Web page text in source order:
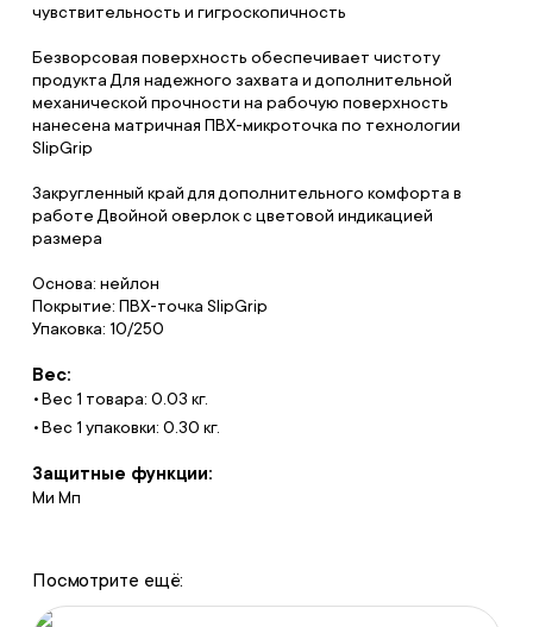
чувствительность и гигроскопичность
Безворсовая поверхность обеспечивает чистоту
продукта Для надежного захвата и дополнительной
механической прочности на рабочую поверхность
нанесена матричная ПВХ-микроточка по технологии
SlipGrip
Закругленный край для дополнительного комфорта в
работе Двойной оверлок с цветовой индикацией
размера
Основа: нейлон
Покрытие: ПВХ-точка SlipGrip
Упаковка: 10/250
Вес:
Вес 1 товара: 0.03 кг.
Вес 1 упаковки: 0.30 кг.
Защитные функции:
Ми Мп
Посмотрите ещё: